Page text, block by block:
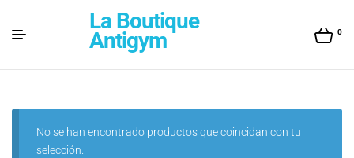
La Boutique
Antigym 0
No se han encontrado productos que coincidan con tu
selección.